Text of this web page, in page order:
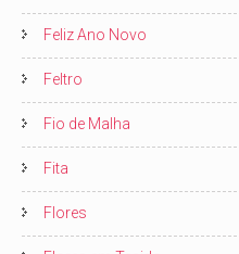
Feliz Ano Novo
Feltro
Fio de Malha
Fita
Flores